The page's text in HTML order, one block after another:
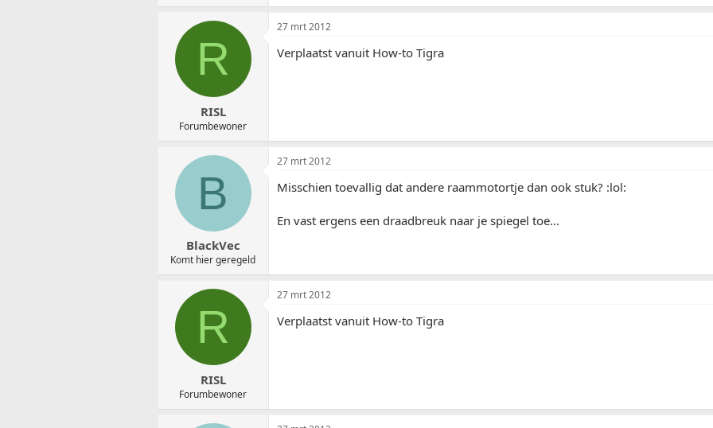
R
RISL
Forumbewoner
27 mrt 2012
Verplaatst vanuit How-to Tigra
B
BlackVec
Komt hier geregeld
27 mrt 2012
Misschien toevallig dat andere raammotortje dan ook stuk? :lol:
En vast ergens een draadbreuk naar je spiegel toe...
R
RISL
Forumbewoner
27 mrt 2012
Verplaatst vanuit How-to Tigra